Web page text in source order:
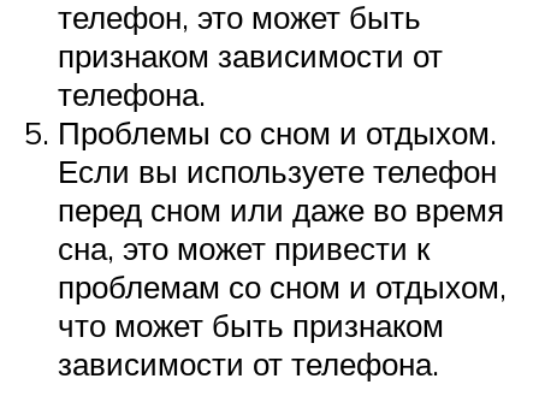
телефон, это может быть
признаком зависимости от
телефона.
Проблемы со сном и отдыхом.
Если вы используете телефон
перед сном или даже во время
сна, это может привести к
проблемам со сном и отдыхом,
что может быть признаком
зависимости от телефона.